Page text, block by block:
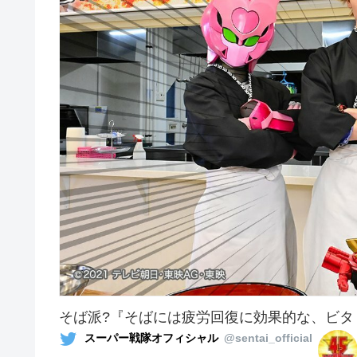
そば派?『そばには疲労回復に効果的な、ビタ
スーパー戦隊オフィシャル @sentai_official